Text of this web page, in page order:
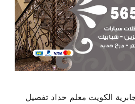
الكويت معلم حداد تفصيل